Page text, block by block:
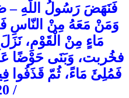
فَنَهَضَ رَسُولُ اللّهِ –
وَمَنْ مَعَهُ مِنْ النّاسِ
مَاءٍ مِنْ الْقَوْمِ، نَزَلَ
فخُربت، وَبَنَى حَوْضًا
/ 620].